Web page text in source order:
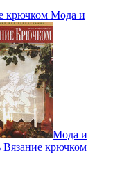
крючком Мода и
Мода и
крючком